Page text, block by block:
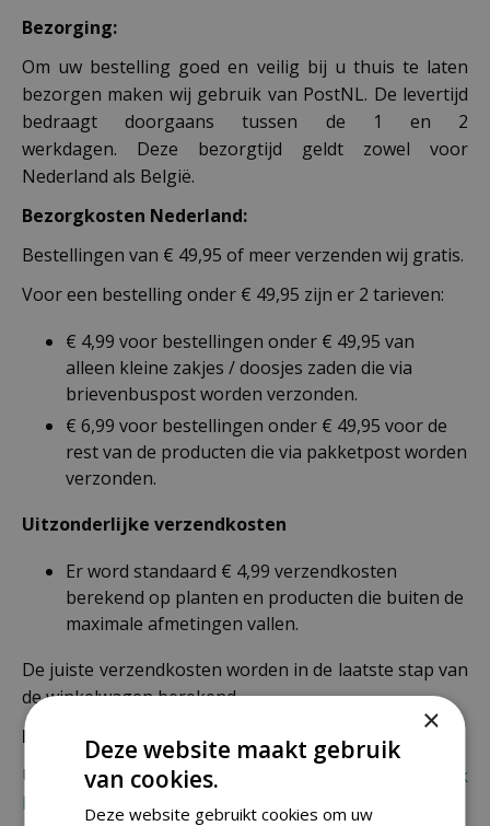
Bezorging:
Om uw bestelling goed en veilig bij u thuis te laten
bezorgen maken wij gebruik van PostNL. De levertijd
bedraagt doorgaans tussen de 1 en 2
werkdagen. Deze bezorgtijd geldt zowel voor
Nederland als België.
Bezorgkosten Nederland:
Bestellingen van € 49,95 of meer verzenden wij gratis.
Voor een bestelling onder € 49,95 zijn er 2 tarieven:
€ 4,99 voor bestellingen onder € 49,95 van
alleen kleine zakjes / doosjes zaden die via
brievenbuspost worden verzonden.
€ 6,99 voor bestellingen onder € 49,95 voor de
rest van de producten die via pakketpost worden
verzonden.
Uitzonderlijke verzendkosten
Er word standaard € 4,99 verzendkosten
berekend op planten en producten die buiten de
maximale afmetingen vallen.
De juiste verzendkosten worden in de laatste stap van
de winkelwagen berekend.
Bezorgkosten overige landen:
Uiteraard verzenden wij ook buiten Nederland,
bekijk
hier de verzendkosten.
×
Deze website maakt gebruik
van cookies.
Deze website gebruikt cookies om uw